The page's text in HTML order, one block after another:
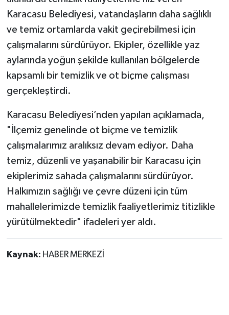
Karacasu Belediyesi, vatandaşların daha sağlıklı
ve temiz ortamlarda vakit geçirebilmesi için
çalışmalarını sürdürüyor. Ekipler, özellikle yaz
aylarında yoğun şekilde kullanılan bölgelerde
kapsamlı bir temizlik ve ot biçme çalışması
gerçekleştirdi.
Karacasu Belediyesi’nden yapılan açıklamada,
"İlçemiz genelinde ot biçme ve temizlik
çalışmalarımız aralıksız devam ediyor. Daha
temiz, düzenli ve yaşanabilir bir Karacasu için
ekiplerimiz sahada çalışmalarını sürdürüyor.
Halkımızın sağlığı ve çevre düzeni için tüm
mahallelerimizde temizlik faaliyetlerimiz titizlikle
yürütülmektedir" ifadeleri yer aldı.
Kaynak: HABER MERKEZİ